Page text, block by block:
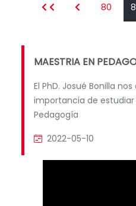
80
MAESTRIA EN
El PhD. Josué Bonilla
importancia de estudiar
Pedagogía
2022-05-10